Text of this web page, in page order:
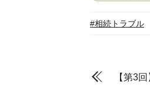
#相続トラブル
【第3